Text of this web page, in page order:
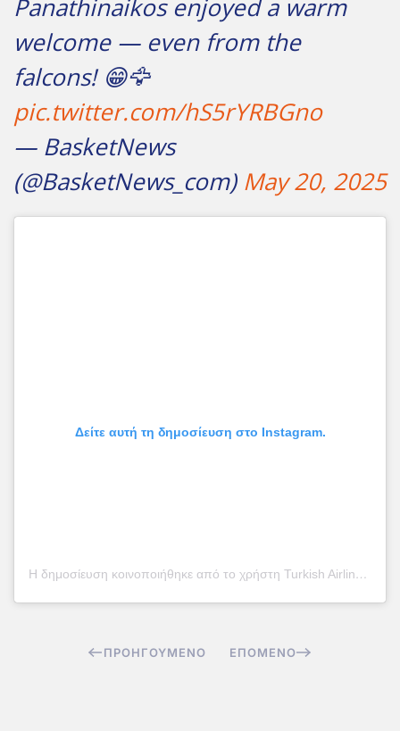
Panathinaikos enjoyed a warm
welcome — even from the
falcons! 😁🦅
pic.twitter.com/hS5rYRBGno
— BasketNews
(@BasketNews_com) May 20, 2025
Δείτε αυτή τη δημοσίευση στο Instagram.
Η δημοσίευση κοινοποιήθηκε από το χρήστη Turkish Airlines EuroLeague (@euroleague)
ΠΡΟΗΓΟΎΜΕΝΟ ΕΠΌΜΕΝΟ